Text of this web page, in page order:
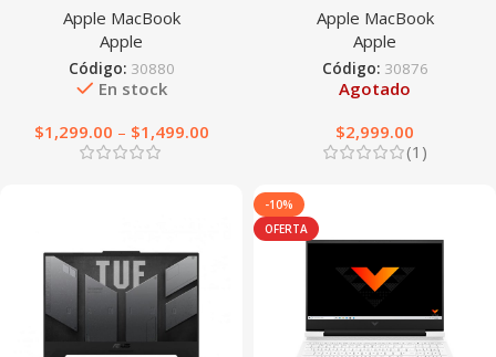
Apple MacBook
Apple
Código: 30880
En stock
$1,299.00 – $1,499.00
Apple MacBook
Apple
Código: 30876
Agotado
$2,999.00
(1)
-10%
OFERTA